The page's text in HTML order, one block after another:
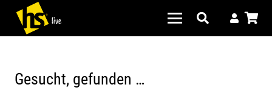
Gesucht, gefunden …